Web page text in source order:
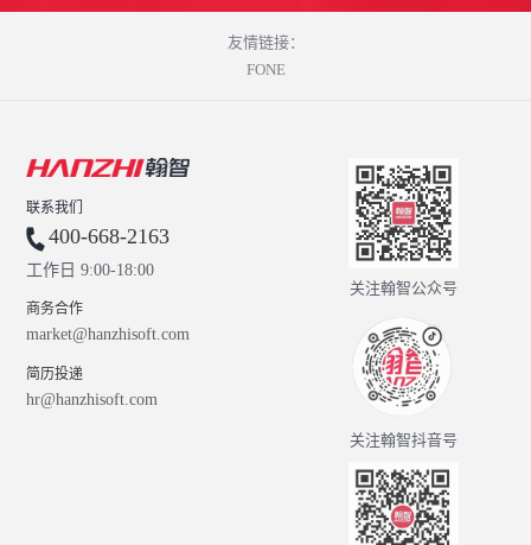
友情链接：
FONE
联系我们
400-668-2163
工作日 9:00-18:00
商务合作
market@hanzhisoft.com
简历投递
hr@hanzhisoft.com
关注翰智公众号
关注翰智抖音号